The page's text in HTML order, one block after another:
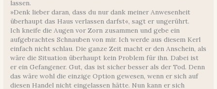
lassen.
»Denk lieber daran, dass du nur dank meiner Anwesenheit
überhaupt das Haus verlassen darfst«, sagt er ungerührt.
Ich kneife die Augen vor Zorn zusammen und gebe ein
aufgebrachtes Schnauben von mir. Ich werde aus diesem Kerl
einfach nicht schlau. Die ganze Zeit macht er den Anschein, als
wäre die Situation überhaupt kein Problem für ihn. Dabei ist
er ein Gefangener. Gut, das ist sicher besser als der Tod. Denn
das wäre wohl die einzige Option gewesen, wenn er sich auf
diesen Handel nicht eingelassen hätte. Nun kann er sich